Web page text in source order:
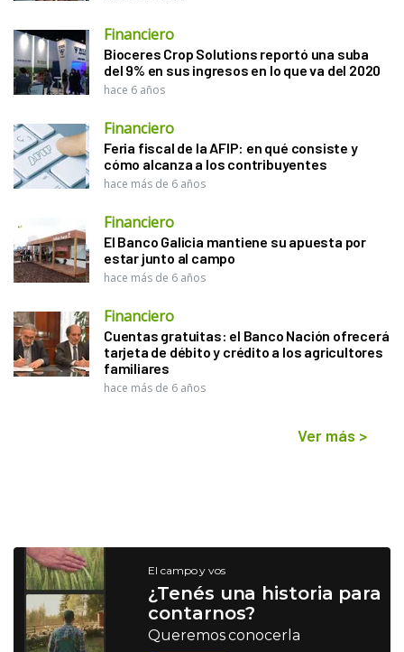
Financiero
Bioceres Crop Solutions reportó una suba
del 9% en sus ingresos en lo que va del 2020
hace 6 años
Financiero
Feria fiscal de la AFIP: en qué consiste y
cómo alcanza a los contribuyentes
hace más de 6 años
Financiero
El Banco Galicia mantiene su apuesta por
estar junto al campo
hace más de 6 años
Financiero
Cuentas gratuitas: el Banco Nación ofrecerá
tarjeta de débito y crédito a los agricultores
familiares
hace más de 6 años
Ver más >
El campo y vos
¿Tenés una historia para
contarnos?
Queremos conocerla